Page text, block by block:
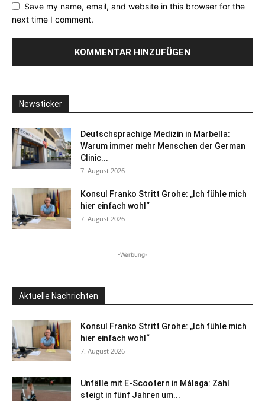
Save my name, email, and website in this browser for the
next time I comment.
Newsticker
Deutschsprachige Medizin in Marbella:
Warum immer mehr Menschen der German
Clinic...
7. August 2026
Konsul Franko Stritt Grohe: „Ich fühle mich
hier einfach wohl“
7. August 2026
-Werbung-
Aktuelle Nachrichten
Konsul Franko Stritt Grohe: „Ich fühle mich
hier einfach wohl“
7. August 2026
Unfälle mit E-Scootern in Málaga: Zahl
steigt in fünf Jahren um...